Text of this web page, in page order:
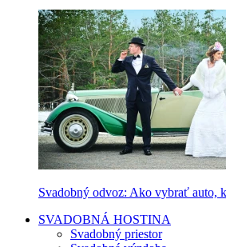
Svadobný odvoz: Ako vybrať auto,
SVADOBNÁ HOSTINA
Svadobný priestor